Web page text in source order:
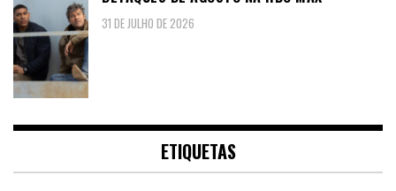
31 DE JULHO DE 2026
ETIQUETAS